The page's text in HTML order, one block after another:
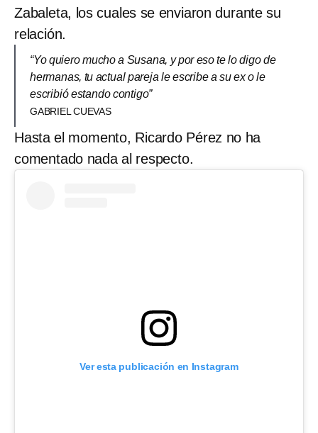
Zabaleta, los cuales se enviaron durante su
relación.
“Yo quiero mucho a Susana, y por eso te lo digo de
hermanas, tu actual pareja le escribe a su ex o le
escribió estando contigo”
GABRIEL CUEVAS
Hasta el momento, Ricardo Pérez no ha
comentado nada al respecto.
Ver esta publicación en Instagram